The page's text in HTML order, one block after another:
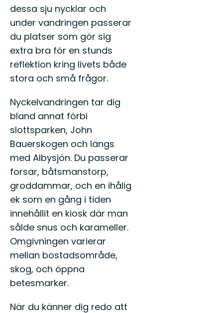
dessa sju nycklar och
under vandringen passerar
du platser som gör sig
extra bra för en stunds
reflektion kring livets både
stora och små frågor.
Nyckelvandringen tar dig
bland annat förbi
slottsparken, John
Bauerskogen och längs
med Albysjön. Du passerar
forsar, båtsmanstorp,
groddammar, och en ihålig
ek som en gång i tiden
innehållit en kiosk där man
sålde snus och karameller.
Omgivningen varierar
mellan bostadsområde,
skog, och öppna
betesmarker.
När du känner dig redo att